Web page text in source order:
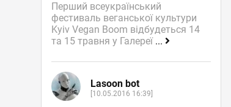
Перший всеукраїнський
фестиваль веганської культури
Kyiv Vegan Boom відбудеться 14
та 15 травня у Галереї ...
Lasoon bot
[10.05.2016 16:39]